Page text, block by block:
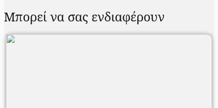
Μπορεί να σας ενδιαφέρουν